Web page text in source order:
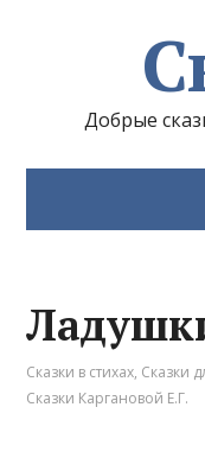
Добрые
Сказки в стихах, Сказки
Сказки Каргановой Е.Г.